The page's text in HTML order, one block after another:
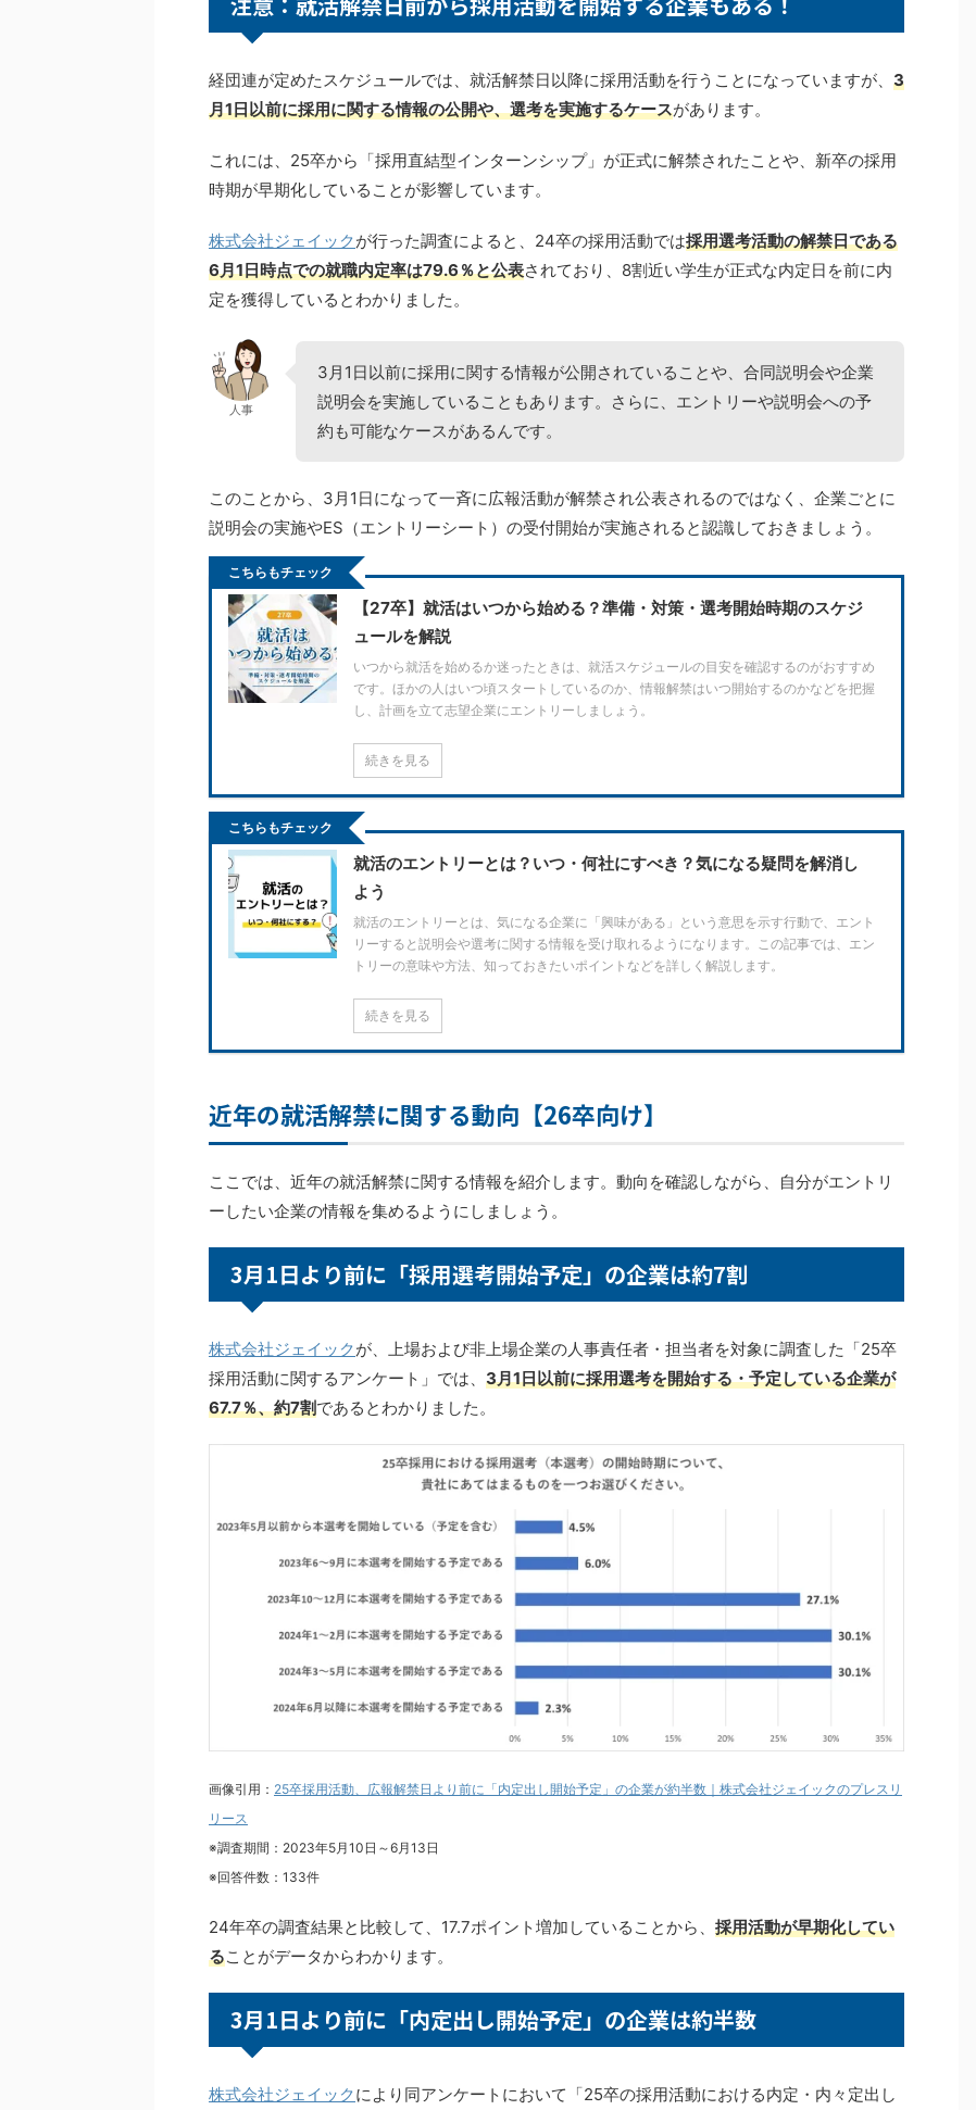
経団連が定めたスケジュールでは、就活解禁日以降に採用活動を行うことになっていますが、 3
月1日以前に採用に関する情報の公開や、選考を実施するケースがあります。
これには、25卒から「採用直結型インターンシップ」が正式に解禁されたことや、新卒の採用
時期が早期化していることが影響しています。
株式会社ジェイックが行った調査によると、24卒の採用活動では採用選考活動の解禁日である
6月1日時点での就職内定率は79.6％と公表されており、8割近い学生が正式な内定日を前に内
定を獲得しているとわかりました。
人事
3月1日以前に採用に関する情報が公開されていることや、合同説明会や企業
説明会を実施していることもあります。さらに、エントリーや説明会への予
約も可能なケースがあるんです。
このことから、3月1日になって一斉に広報活動が解禁され公表されるのではなく、企業ごとに
説明会の実施やES（エントリーシート）の受付開始が実施されると認識しておきましょう。
こちらもチェック
【27卒】就活はいつから始める？準備・対策・選考開始時期のスケジ
ュールを解説
いつから就活を始めるか迷ったときは、就活スケジュールの目安を確認するのがおすすめ
です。ほかの人はいつ頃スタートしているのか、情報解禁はいつ開始するのかなどを把握
し、計画を立て志望企業にエントリーしましょう。
続きを見る
こちらもチェック
就活のエントリーとは？いつ・何社にすべき？気になる疑問を解消し
よう
就活のエントリーとは、気になる企業に「興味がある」という意思を示す行動で、エント
リーすると説明会や選考に関する情報を受け取れるようになります。この記事では、エン
トリーの意味や方法、知っておきたいポイントなどを詳しく解説します。
続きを見る
近年の就活解禁に関する動向【26卒向け】
ここでは、近年の就活解禁に関する情報を紹介します。動向を確認しながら、自分がエントリ
ーしたい企業の情報を集めるようにしましょう。
3月1日より前に「採用選考開始予定」の企業は約7割
株式会社ジェイックが、上場および非上場企業の人事責任者・担当者を対象に調査した「25卒
採用活動に関するアンケート」では、 3月1日以前に採用選考を開始する・予定している企業が
67.7％、約7割であるとわかりました。
画像引用： 25卒採用活動、広報解禁日より前に「内定出し開始予定」の企業が約半数｜株式会社ジェイックのプレスリ
リース
※調査期間：2023年5月10日～6月13日
※回答件数：133件
24年卒の調査結果と比較して、17.7ポイント増加していることから、 採用活動が早期化してい
ることがデータからわかります。
3月1日より前に「内定出し開始予定」の企業は約半数
株式会社ジェイックにより同アンケートにおいて「25卒の採用活動における内定・内々定出し